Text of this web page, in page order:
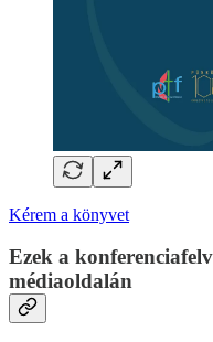
Kérem a könyvet
Ezek a
médiaoldalán